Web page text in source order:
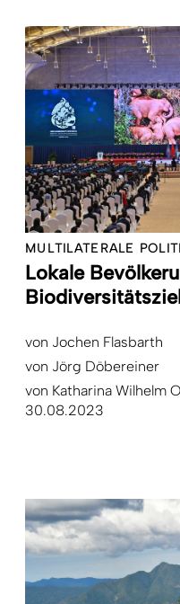
MULTILATERALE
Lokale
von Jochen Flasbarth
von Jörg Döbereiner
von Katharina Wilhelm
30.08.2023